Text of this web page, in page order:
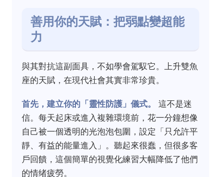
善用你的天賦：把弱點變超能
力
與其對抗這副面具，不如學會駕馭它。上升雙魚
座的天賦，在現代社會其實非常珍貴。
首先，建立你的「靈性防護」儀式。
這不是迷
信。每天起床或進入複雜環境前，花一分鐘想像
自己被一個透明的光泡泡包圍，設定「只允許平
靜、有益的能量進入」。聽起來很蠢，但很多客
戶回饋，這個簡單的視覺化練習大幅降低了他們
的情绪疲勞。